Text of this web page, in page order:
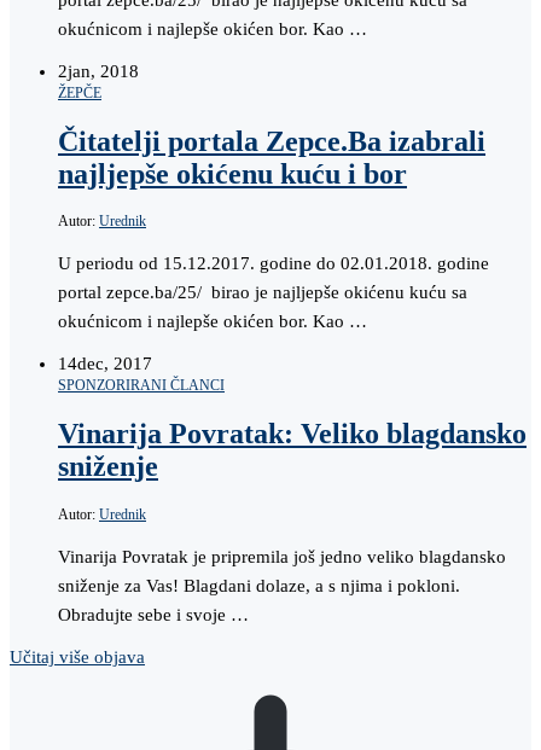
okućnicom i najlepše okićen bor. Kao …
2jan, 2018
ŽEPČE
Čitatelji portala Zepce.Ba izabrali
najljepše okićenu kuću i bor
Autor: Urednik
U periodu od 15.12.2017. godine do 02.01.2018. godine
portal zepce.ba/25/ birao je najljepše okićenu kuću sa
okućnicom i najlepše okićen bor. Kao …
14dec, 2017
SPONZORIRANI ČLANCI
Vinarija Povratak: Veliko blagdansko
sniženje
Autor: Urednik
Vinarija Povratak je pripremila još jedno veliko blagdansko
sniženje za Vas! Blagdani dolaze, a s njima i pokloni.
Obradujte sebe i svoje …
Učitaj više objava